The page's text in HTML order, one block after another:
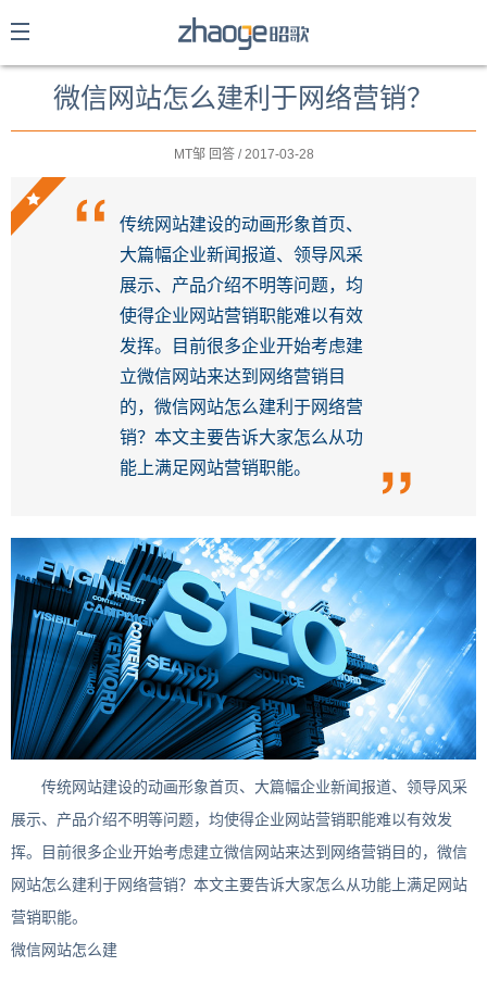
提交
微信网站怎么建利于网络营销？
MT邹 回答 / 2017-03-28
传统网站建设的动画形象首页、
大篇幅企业新闻报道、领导风采
展示、产品介绍不明等问题，均
使得企业网站营销职能难以有效
发挥。目前很多企业开始考虑建
立微信网站来达到网络营销目
的，微信网站怎么建利于网络营
销？本文主要告诉大家怎么从功
能上满足网站营销职能。
传统网站建设的动画形象首页、大篇幅企业新闻报道、领导风采
展示、产品介绍不明等问题，均使得企业网站营销职能难以有效发
挥。目前很多企业开始考虑建立微信网站来达到网络营销目的，微信
网站怎么建利于网络营销？本文主要告诉大家怎么从功能上满足网站
营销职能。
微信网站怎么建